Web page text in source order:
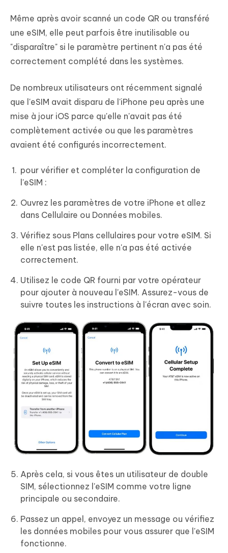
Même après avoir scanné un code QR ou transféré
une eSIM, elle peut parfois être inutilisable ou
"disparaître" si le paramètre pertinent n'a pas été
correctement complété dans les systèmes.
De nombreux utilisateurs ont récemment signalé
que l'eSIM avait disparu de l'iPhone peu après une
mise à jour iOS parce qu'elle n'avait pas été
complètement activée ou que les paramètres
avaient été configurés incorrectement.
pour vérifier et compléter la configuration de
l'eSIM :
Ouvrez les paramètres de votre iPhone et allez
dans Cellulaire ou Données mobiles.
Vérifiez sous Plans cellulaires pour votre eSIM. Si
elle n'est pas listée, elle n'a pas été activée
correctement.
Utilisez le code QR fourni par votre opérateur
pour ajouter à nouveau l'eSIM. Assurez-vous de
suivre toutes les instructions à l'écran avec soin.
Après cela, si vous êtes un utilisateur de double
SIM, sélectionnez l'eSIM comme votre ligne
principale ou secondaire.
Passez un appel, envoyez un message ou vérifiez
les données mobiles pour vous assurer que l'eSIM
fonctionne.